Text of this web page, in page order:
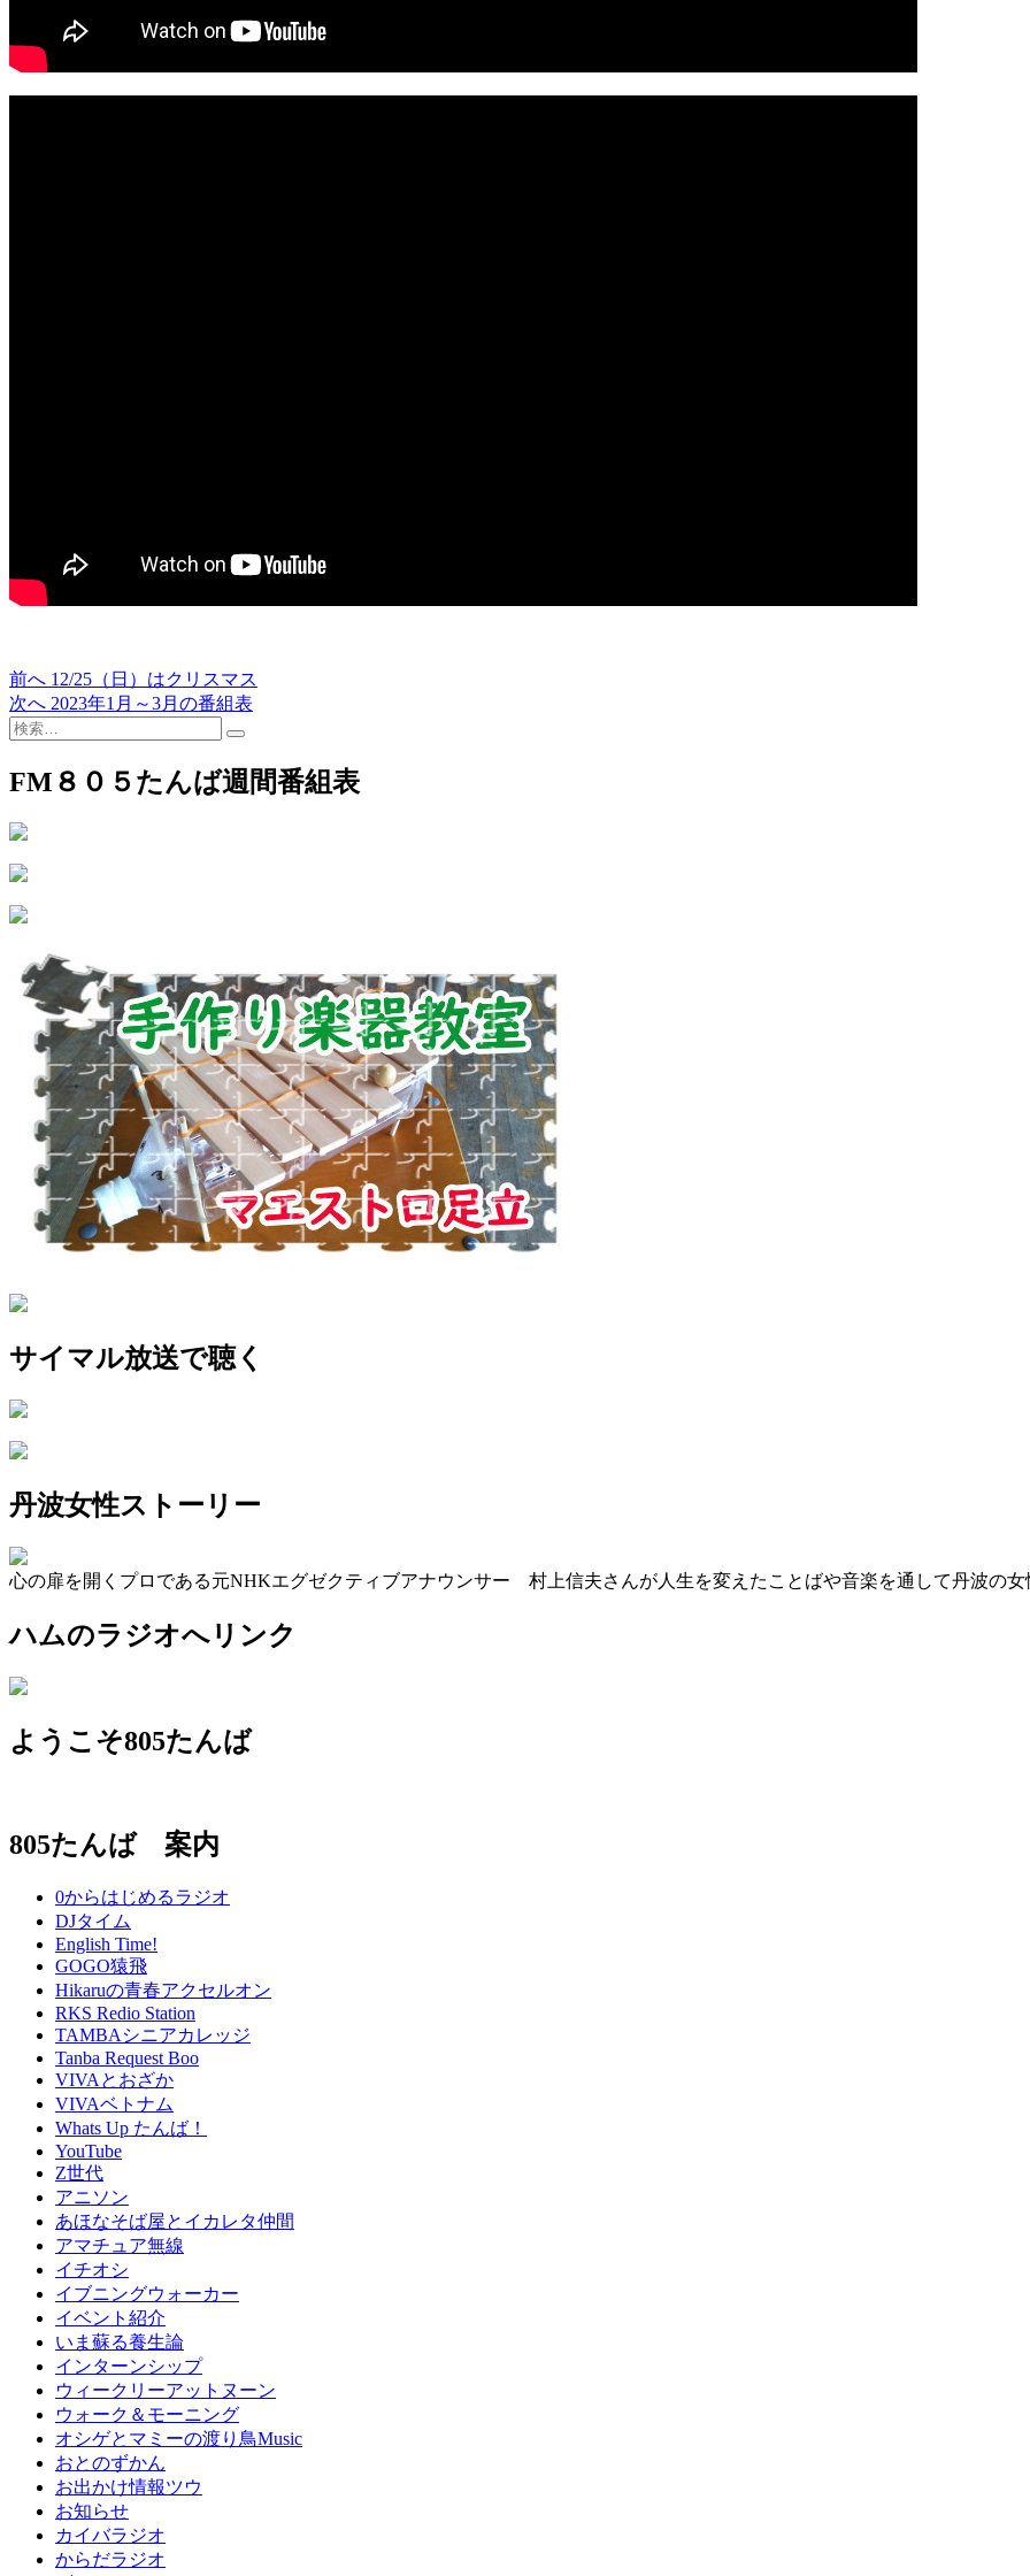
投
稿
ビ
ゲ
ー
シ
ン
前へ 過
去
稿:
12/25（日）はクリスマス
次へ 次
稿:
2023年1月～3月の番組表
検
FM８０５たんば週間番組表
サイマル放送で聴く
丹波女性ストーリー
心の扉を開くプロである元NHKエグゼクティブアナウンサー 村上信夫さんが人生を変えたことばや音楽を通して丹波の女
ハムのラジオへリンク
ようこそ805たんば
805たんば 案内
0からはじめるラジオ
DJタイム
English Time!
GOGO猿飛
Hikaruの青春アクセルオン
RKS Redio Station
TAMBAシニアカレッジ
Tanba Request Boo
VIVAとおざか
VIVAベトナム
Whats Up たんば！
YouTube
Z世代
アニソン
あほなそば屋とイカレタ仲間
アマチュア無線
イチオシ
イブニングウォーカー
イベント紹介
いま蘇る養生論
インターンシップ
ウィークリーアットヌーン
ウォーク＆モーニング
オシゲとマミーの渡り鳥Music
おとのずかん
お出かけ情報ツウ
お知らせ
カイバラジオ
からだラジオ